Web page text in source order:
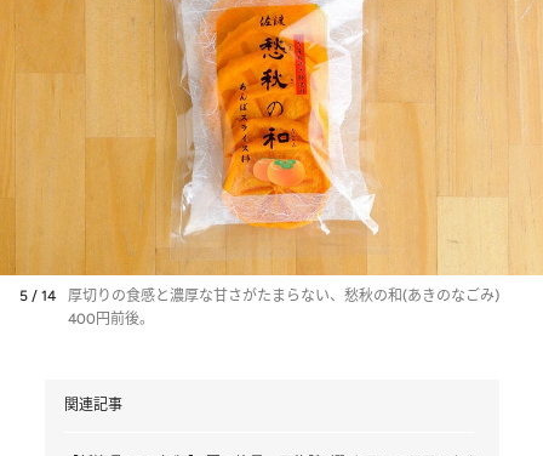
5 / 14
厚切りの食感と濃厚な甘さがたまらない、愁秋の和(あきのなごみ)
400円前後。
関連記事